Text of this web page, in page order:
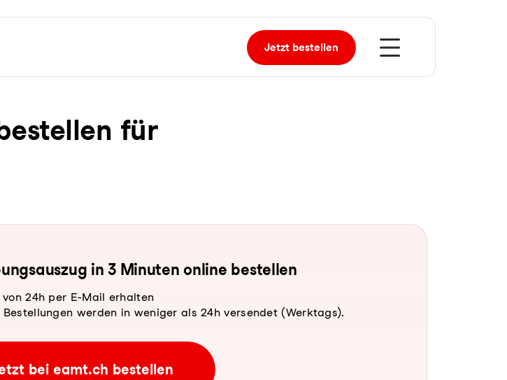
Jetzt bestellen
für
in 3 Minuten online bestellen
von 24h per E-Mail erhalten
werden in weniger als 24h versendet (Werktags).
bei eamt.ch bestellen